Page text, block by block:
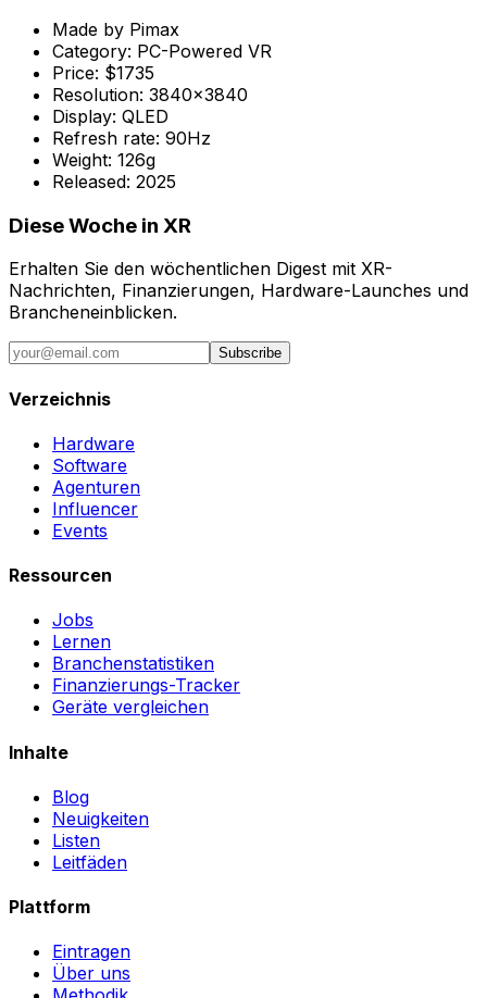
Made by Pimax
Category: PC-Powered VR
Price: $1735
Resolution: 3840x3840
Display: QLED
Refresh rate: 90Hz
Weight: 126g
Released: 2025
Diese Woche in XR
Erhalten Sie den wöchentlichen Digest mit XR-
Nachrichten, Finanzierungen, Hardware-Launches und
Brancheneinblicken.
Subscribe
Verzeichnis
Hardware
Software
Agenturen
Influencer
Events
Ressourcen
Jobs
Lernen
Branchenstatistiken
Finanzierungs-Tracker
Geräte vergleichen
Inhalte
Blog
Neuigkeiten
Listen
Leitfäden
Plattform
Eintragen
Über uns